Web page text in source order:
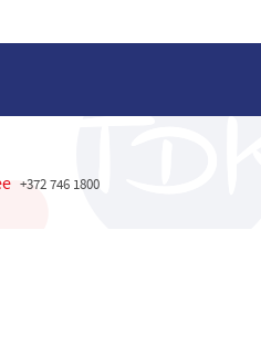
+372 746 1800